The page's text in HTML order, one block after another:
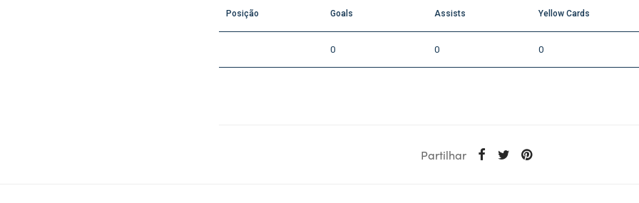
Posição Goals Assists Yellow Cards
0 0 0
Partilhar